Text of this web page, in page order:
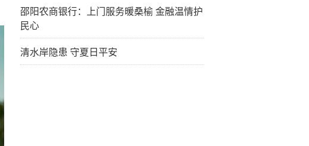
邵阳农商银行：上门服务暖桑榆 金融温情护
民心
清水岸隐患 守夏日平安